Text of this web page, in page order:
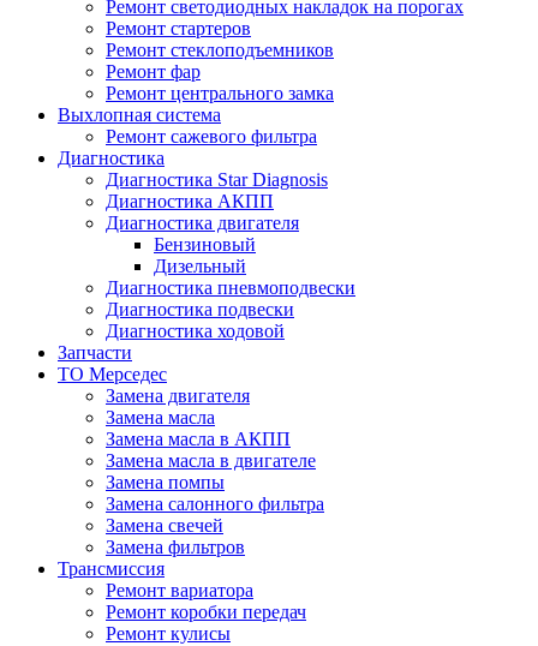
Ремонт светодиодных накладок на порогах
Ремонт стартеров
Ремонт стеклоподъемников
Ремонт фар
Ремонт центрального замка
Выхлопная система
Ремонт сажевого фильтра
Диагностика
Диагностика Star Diagnosis
Диагностика АКПП
Диагностика двигателя
Бензиновый
Дизельный
Диагностика пневмоподвески
Диагностика подвески
Диагностика ходовой
Запчасти
ТО Мерседес
Замена двигателя
Замена масла
Замена масла в АКПП
Замена масла в двигателе
Замена помпы
Замена салонного фильтра
Замена свечей
Замена фильтров
Трансмиссия
Ремонт вариатора
Ремонт коробки передач
Ремонт кулисы